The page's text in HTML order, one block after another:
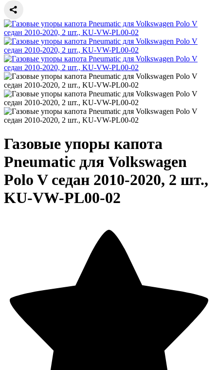
Газовые упоры капота
Pneumatic для Volkswagen
Polo V седан 2010-2020, 2 шт.,
KU-VW-PL00-02